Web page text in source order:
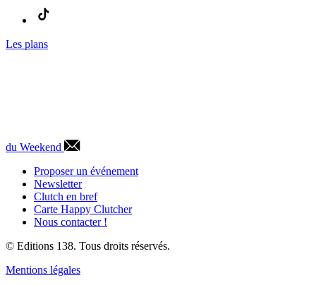
Les plans
du Weekend
Proposer un événement
Newsletter
Clutch en bref
Carte Happy Clutcher
Nous contacter !
© Editions 138. Tous droits réservés.
Mentions légales